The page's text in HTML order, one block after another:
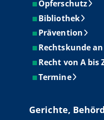
Opferschutz
Bibliothek
Prävention
Rechtskunde
Recht von A bis
Termine
Gerichte,